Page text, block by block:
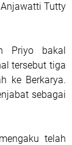
Tutty
Priyo bakal
tersebut tiga
ke Berkarya.
sebagai
telah